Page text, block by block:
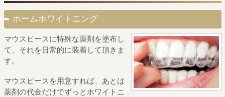
ホームホワイトニング
マウスピースに特殊な薬剤を塗布し
て、 それを日常的に装着して頂きま
す。
マウスピースを用意すれば、あとは
薬剤の代金だけでずっとホワイトニ